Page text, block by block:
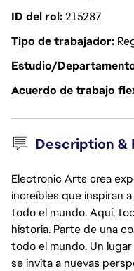
ID del rol215287
Tipo de trabajador
Estudio/
Acuerdo de trabajo
Description &
Electronic Arts crea
increíbles que inspiran
todo el mundo. Aquí,
historia. Parte de una
todo el mundo. Un
se invita a nuevas